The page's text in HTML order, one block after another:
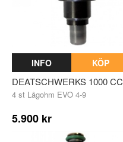
INFO KÖP
DEATSCHWERKS 1000 CC
4 st Lågohm EVO 4-9
5.900 kr